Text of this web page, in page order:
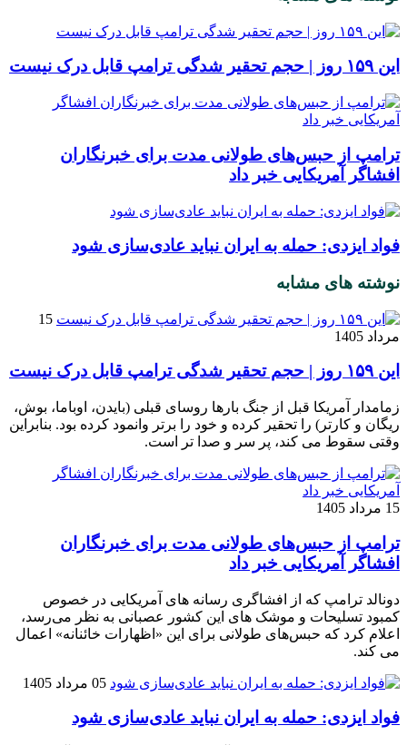
این ۱۵۹ روز | حجم تحقیر شدگی ترامپ قابل درک نیست
ترامپ از حبس‌های طولانی مدت برای خبرنگاران
افشاگر آمریکایی خبر داد
فواد ایزدی: حمله به ایران نباید عادی‌سازی شود
نوشته های مشابه
15
مرداد 1405
این ۱۵۹ روز | حجم تحقیر شدگی ترامپ قابل درک نیست
زمامدار آمریکا قبل از جنگ بارها روسای قبلی (بایدن، اوباما، بوش،
ریگان و کارتر) را تحقیر کرده و خود را برتر وانمود کرده بود. بنابراین
وقتی سقوط می کند، پر سر و صدا تر است.
15 مرداد 1405
ترامپ از حبس‌های طولانی مدت برای خبرنگاران
افشاگر آمریکایی خبر داد
دونالد ترامپ که از افشاگری رسانه های آمریکایی در خصوص
کمبود تسلیحات و موشک های این کشور عصبانی به نظر می‌رسد،
اعلام کرد که حبس‌های طولانی برای این «اظهارات خائنانه» اعمال
می کند.
05 مرداد 1405
فواد ایزدی: حمله به ایران نباید عادی‌سازی شود